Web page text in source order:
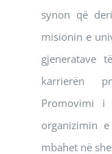
synon që
misionin e
gjeneratave
karrierën
Promovimi
organizimin
mbahet në